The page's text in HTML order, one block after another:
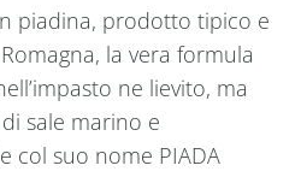
piadina, prodotto tipico e
la vera formula
ne lievito, ma
sale marino e
col suo nome PIADA